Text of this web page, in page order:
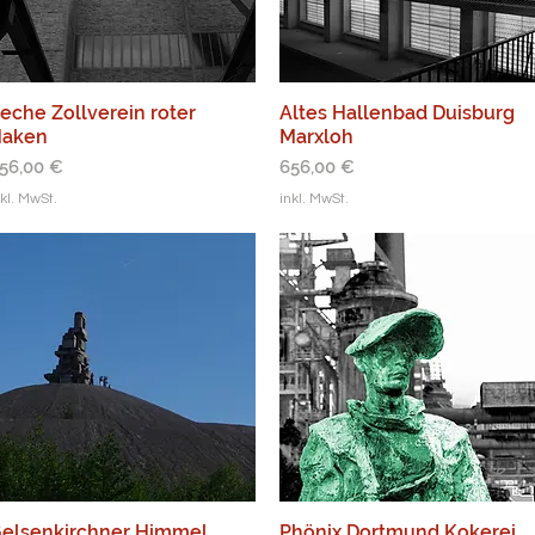
Zollverein roter
€
MwSt.
Altes Hallenbad Duisburg
Marxloh
Preis
656,00 €
inkl. MwSt.